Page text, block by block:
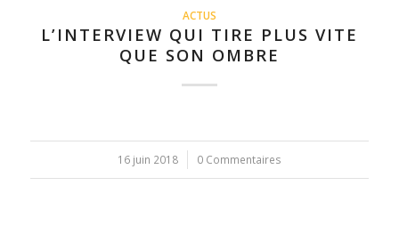
ACTUS
L’INTERVIEW QUI TIRE PLUS VITE
QUE SON OMBRE
16 juin 2018
/ 0 Commentaires